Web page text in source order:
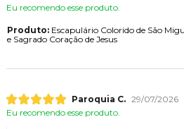
Eu recomendo esse produto.
Produto:Escapulário Colorido de São
e Sagrado Coração de Jesus
Paroquia C. 29/07/2026
Eu recomendo esse produto.